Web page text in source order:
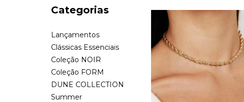
Categorias
Lançamentos
Clássicas Essenciais
Coleção NOIR
Coleção FORM
DUNE COLLECTION
Summer